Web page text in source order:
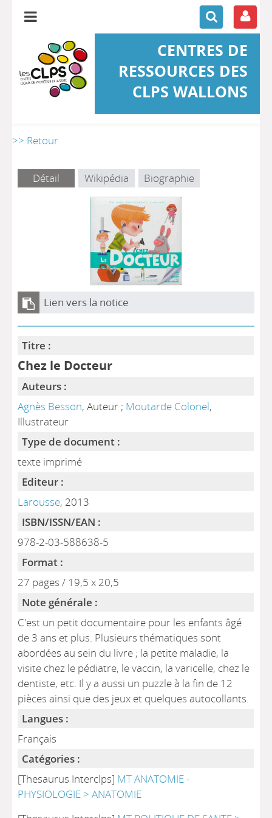
CENTRES DE
RESSOURCES DES
CLPS WALLONS
>> Retour
Détail Wikipédia Biographie
Lien vers la notice
Titre :
Chez le Docteur
Auteurs :
Agnès Besson, Auteur ; Moutarde Colonel,
Illustrateur
Type de document :
texte imprimé
Editeur :
Larousse, 2013
ISBN/ISSN/EAN :
978-2-03-588638-5
Format :
27 pages / 19,5 x 20,5
Note générale :
C'est un petit documentaire pour les enfants âgé
de 3 ans et plus. Plusieurs thématiques sont
abordées au sein du livre ; la petite maladie, la
visite chez le pédiatre, le vaccin, la varicelle, chez le
dentiste, etc. Il y a aussi un puzzle à la fin de 12
pièces ainsi que des jeux et quelques autocollants.
Langues :
Français
Catégories :
[Thesaurus Interclps] MT ANATOMIE -
PHYSIOLOGIE > ANATOMIE